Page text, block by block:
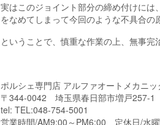
実はこのジョイント部分の締め付けに
をなめてしまって今回のような不具合の
ということで、慎重な作業の上、無事完
ポルシェ専門店 アルファオートメカニッ
〒344-0042 埼玉県春日部市増戸257-1
tel: TEL:048-754-5001
営業時間/AM9:00～PM6:00 定休日/水